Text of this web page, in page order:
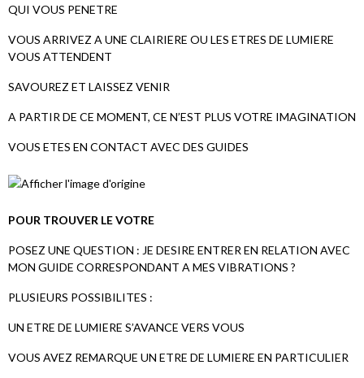
QUI VOUS PENETRE
VOUS ARRIVEZ A UNE CLAIRIERE OU LES ETRES DE LUMIERE
VOUS ATTENDENT
SAVOUREZ ET LAISSEZ VENIR
A PARTIR DE CE MOMENT, CE N’EST PLUS VOTRE IMAGINATION
VOUS ETES EN CONTACT AVEC DES GUIDES
POUR TROUVER LE VOTRE
POSEZ UNE QUESTION : JE DESIRE ENTRER EN RELATION AVEC
MON GUIDE CORRESPONDANT A MES VIBRATIONS ?
PLUSIEURS POSSIBILITES :
UN ETRE DE LUMIERE S’AVANCE VERS VOUS
VOUS AVEZ REMARQUE UN ETRE DE LUMIERE EN PARTICULIER